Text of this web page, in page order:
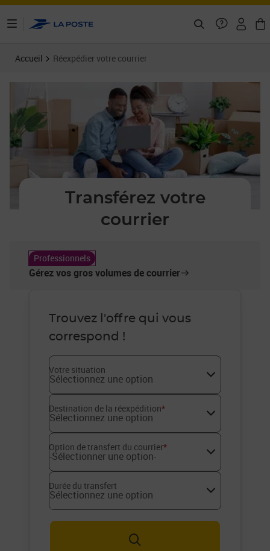
Accueil Réexpédier votre courrier
Transférez votre
courrier
Professionnels
Gérez vos gros volumes de courrier
Trouvez l'offre qui vous
correspond !
Votre situation
Sélectionnez une option
Destination de la réexpédition*
Sélectionnez une option
Option de transfert du courrier*
-Sélectionner une option-
Durée du transfert
Sélectionnez une option